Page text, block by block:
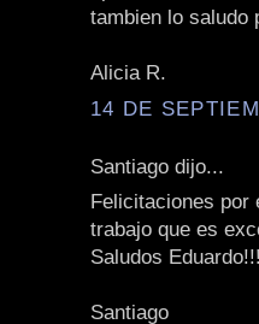
tambien lo saludo
Alicia R.
14 DE
Santiago dijo...
Felicitaciones por
trabajo que es
Saludos Eduardo!!!
Santiago